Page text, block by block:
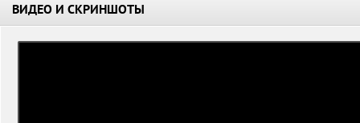
ВИДЕО И СКРИНШОТЫ